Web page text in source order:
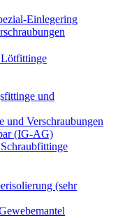
Einlegering
und
und Verschraubungen
(IG-AG)
(sehr